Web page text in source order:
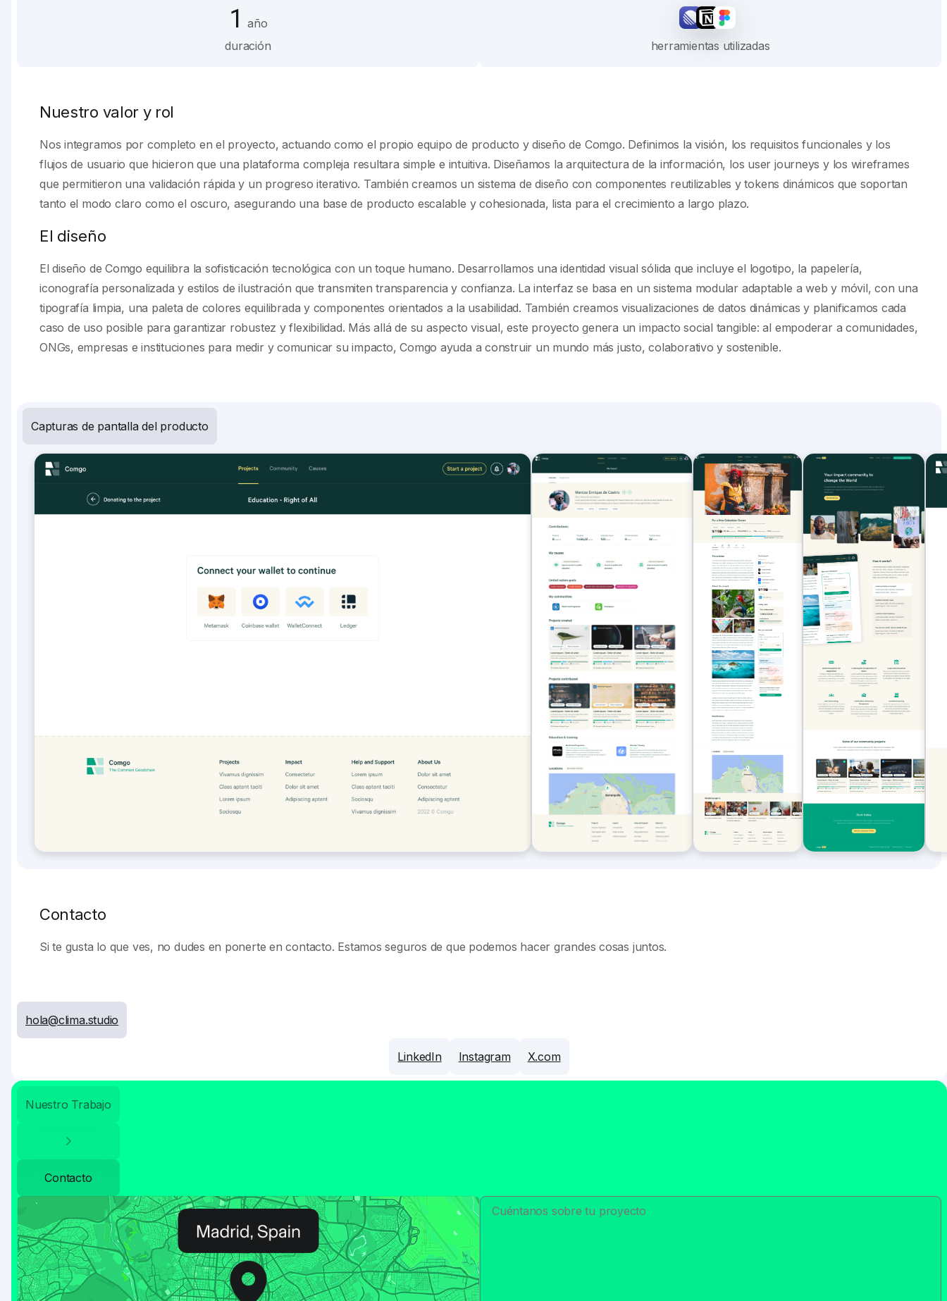
1
año
duración
herramientas utilizadas
Nuestro valor y rol
Nos integramos por completo en el proyecto, actuando como el propio equipo de producto y diseño de Comgo. Definimos la visión, los requisitos funcionales y los
flujos de usuario que hicieron que una plataforma compleja resultara simple e intuitiva. Diseñamos la arquitectura de la información, los user journeys y los wireframes
que permitieron una validación rápida y un progreso iterativo. También creamos un sistema de diseño con componentes reutilizables y tokens dinámicos que soportan
tanto el modo claro como el oscuro, asegurando una base de producto escalable y cohesionada, lista para el crecimiento a largo plazo.
El diseño
El diseño de Comgo equilibra la sofisticación tecnológica con un toque humano. Desarrollamos una identidad visual sólida que incluye el logotipo, la papelería,
iconografía personalizada y estilos de ilustración que transmiten transparencia y confianza. La interfaz se basa en un sistema modular adaptable a web y móvil, con una
tipografía limpia, una paleta de colores equilibrada y componentes orientados a la usabilidad. También creamos visualizaciones de datos dinámicas y planificamos cada
caso de uso posible para garantizar robustez y flexibilidad. Más allá de su aspecto visual, este proyecto genera un impacto social tangible: al empoderar a comunidades,
ONGs, empresas e instituciones para medir y comunicar su impacto, Comgo ayuda a construir un mundo más justo, colaborativo y sostenible.
Capturas de pantalla del producto
Contacto
Si te gusta lo que ves, no dudes en ponerte en contacto. Estamos seguros de que podemos hacer grandes cosas juntos.
hola@clima.studio
LinkedIn Instagram X.com
Nuestro Trabajo
Contacto